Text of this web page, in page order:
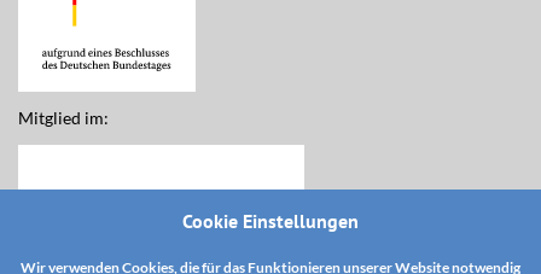
Cookie Einstellungen
Wir verwenden Cookies, die für das Funktionieren unserer Website notwendig
Mitglied im: